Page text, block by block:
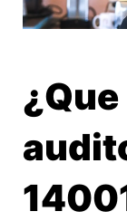
Buscar